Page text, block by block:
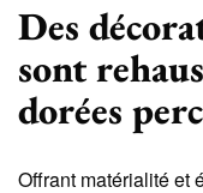
Des
sont
dorées
Offrant matérialité et